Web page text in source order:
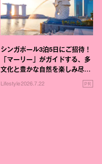
シンガポール3泊5日にご招待！
「マーリー」がガイドする、多
文化と豊かな自然を楽しみ尽く
Lifestyle2026.7.22 PR